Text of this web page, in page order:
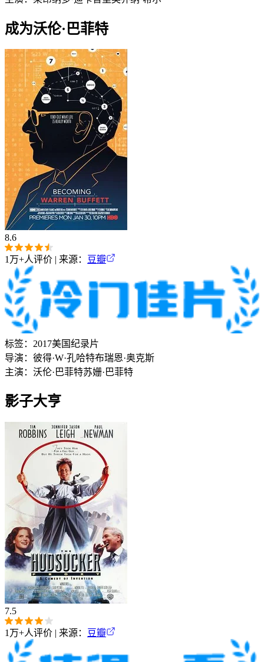
成为沃伦·巴菲特
8.6
1万+人评价 | 来源： 豆瓣
标签： 2017美国纪录片
导演： 彼得·W·孔哈特布瑞恩·奥克斯
主演： 沃伦·巴菲特苏姗·巴菲特
影子大亨
7.5
1万+人评价 | 来源： 豆瓣